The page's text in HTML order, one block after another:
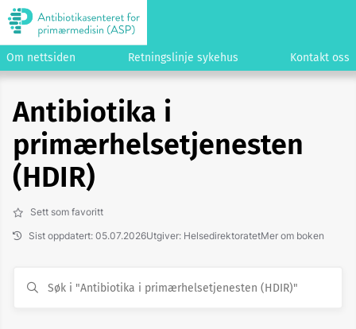
Om nettsiden Retningslinje sykehus Kontakt oss
Antibiotika i
primærhelsetjenesten
(HDIR)
Sett som favoritt
Sist oppdatert: 05.07.2026Utgiver: HelsedirektoratetMer om boken